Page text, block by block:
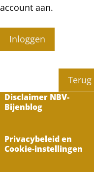
account aan.
Inloggen
Disclaimer NBV-
Bijenblog
Privacybeleid en
Cookie-instellingen